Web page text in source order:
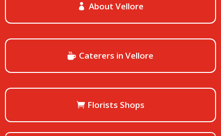
About Vellore
Caterers in Vellore
Florists Shops